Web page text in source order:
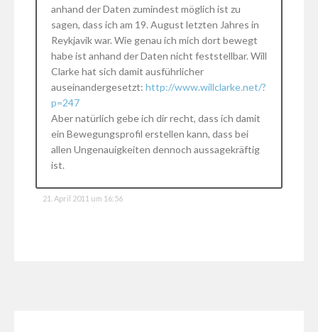
anhand der Daten zumindest möglich ist zu
sagen, dass ich am 19. August letzten Jahres in
Reykjavik war. Wie genau ich mich dort bewegt
habe ist anhand der Daten nicht feststellbar. Will
Clarke hat sich damit ausführlicher
auseinandergesetzt: http://www.willclarke.net/?
p=247
Aber natürlich gebe ich dir recht, dass ich damit
ein Bewegungsprofil erstellen kann, dass bei
allen Ungenauigkeiten dennoch aussagekräftig
ist.
21. April 2011 um 16:56